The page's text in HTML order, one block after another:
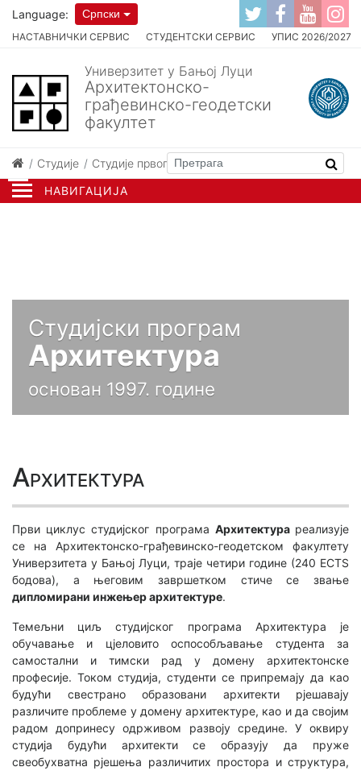
НАВИГАЦИЈА
НАСТАВНИЧКИ СЕРВИС СТУДЕНТСКИ СЕРВИС УПИС 2026/2027
Language: Српски
Универзитет у Бањој Луци
Архитектонско-
грађевинско-геодетски
факултет
Студије Студије првог циклуса
Студијски програм
Архитектура
основан 1997. године
Архитектура
Први циклус студијског програма Архитектура реализује
се на Архитектонско-грађевинско-геодетском факултету
Универзитета у Бањој Луци, траје четири године (240 ECTS
бодова), а његовим завршетком стиче се звање
дипломирани инжењер архитектуре.
Темељни циљ студијског програма Архитектура је
обучавање и цјеловито оспособљавање студента за
самостални и тимски рад у домену архитектонске
професије. Током студија, студенти се припремају да као
будући свестрано образовани архитекти рјешавају
различите проблеме у домену архитектуре, као и да својим
радом допринесу одрживом развоју средине. У оквиру
студија будући архитекти се образују да пруже
свеобухватна рјешења различитих простора и структура,